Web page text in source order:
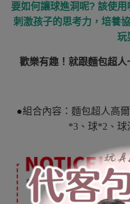
要如何讓球進洞呢? 該使用
刺激孩子的思考力，培養
玩
歡樂有趣！就跟麵包超人
●組合內容：麵包超人高
*3、球*2、球